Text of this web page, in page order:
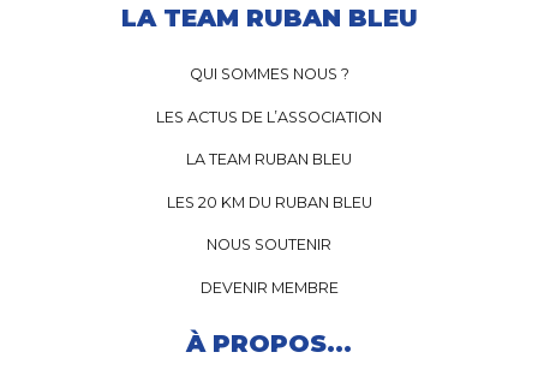
LA TEAM RUBAN BLEU
QUI SOMMES NOUS ?
LES ACTUS DE L’ASSOCIATION
LA TEAM RUBAN BLEU
LES 20 KM DU RUBAN BLEU
NOUS SOUTENIR
DEVENIR MEMBRE
À PROPOS...